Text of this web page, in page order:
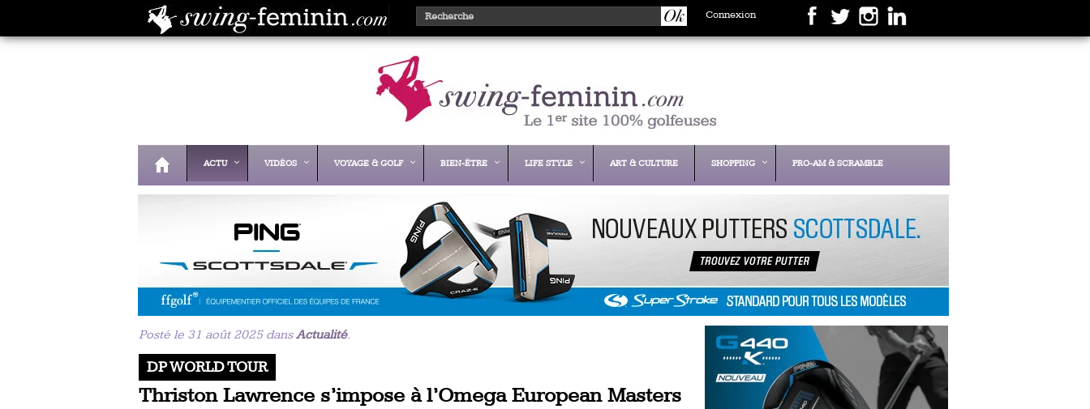
Connexion
ACTU VIDÉOS VOYAGE & GOLF BIEN-ÊTRE LIFE STYLE ART & CULTURE SHOPPING PRO-AM & SCRAMBLE
Posté le 31 août 2025 dansActualité.
DP WORLD TOUR
Thriston Lawrence s’impose à l’Omega European Masters